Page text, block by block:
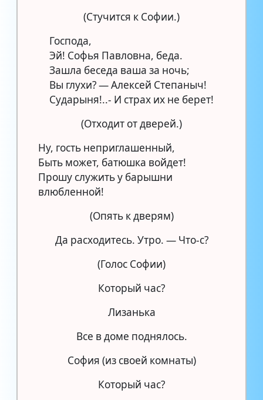
(Стучится к Софии.)
Господа,
Эй! Софья Павловна, беда.
Зашла беседа ваша за ночь;
Вы глухи? — Алексей Степаныч!
Сударыня!..- И страх их не берет!
(Отходит от дверей.)
Ну, гость неприглашенный,
Быть может, батюшка войдет!
Прошу служить у барышни
влюбленной!
(Опять к дверям)
Да расходитесь. Утро. — Что-с?
(Голос Софии)
Который час?
Лизанька
Все в доме поднялось.
София (из своей комнаты)
Который час?